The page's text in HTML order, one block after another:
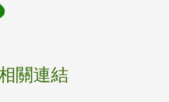
關連結